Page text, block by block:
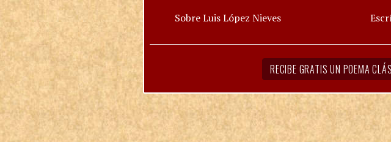
Sobre Luis López Nieves
RECIBE GRATIS UN POEMA